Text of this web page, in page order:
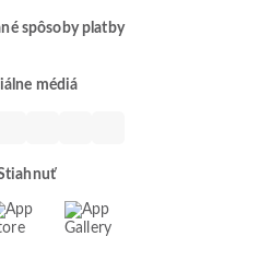
spôsoby platby
médiá